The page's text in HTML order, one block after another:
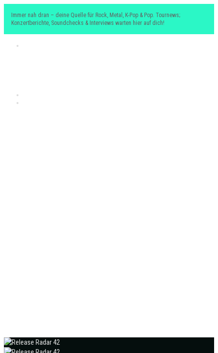
Immer nah dran – deine Quelle für Rock, Metal, K-Pop & Pop. Tournews;
Konzertberichte, Soundchecks & Interviews warten hier auf dich!